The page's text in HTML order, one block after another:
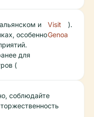
и
особенно
для
(
Visit
Genoa
).
соблюдайте